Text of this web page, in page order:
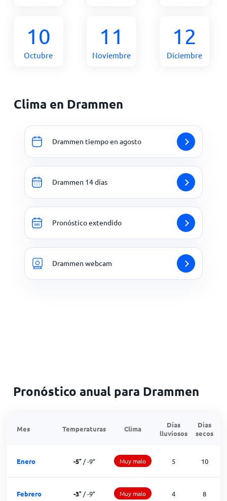
10
Octubre
11
Noviembre
12
Diciembre
Clima en Drammen
Drammen tiempo en agosto
Drammen 14 días
Pronóstico extendido
Drammen webcam
Pronóstico anual para Drammen
Mes Temperaturas Clima
Días
lluviosos
Días
secos
Enero -5° /-9° Muy malo 5 10
Febrero -3° /-9° Muy malo 4 8